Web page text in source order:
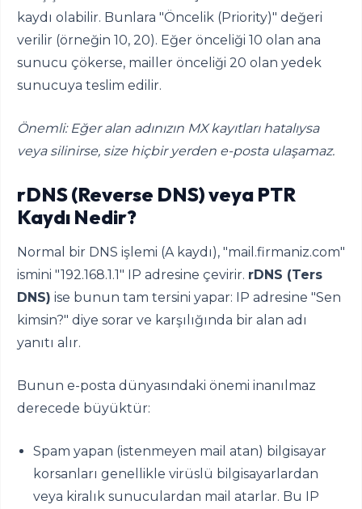
kaydı olabilir. Bunlara "Öncelik (Priority)" değeri
verilir (örneğin 10, 20). Eğer önceliği 10 olan ana
sunucu çökerse, mailler önceliği 20 olan yedek
sunucuya teslim edilir.
Önemli: Eğer alan adınızın MX kayıtları hatalıysa
veya silinirse, size hiçbir yerden e-posta ulaşamaz.
rDNS (Reverse DNS) veya PTR
Kaydı Nedir?
Normal bir DNS işlemi (A kaydı), "mail.firmaniz.com"
ismini "192.168.1.1" IP adresine çevirir. rDNS (Ters
DNS) ise bunun tam tersini yapar: IP adresine "Sen
kimsin?" diye sorar ve karşılığında bir alan adı
yanıtı alır.
Bunun e-posta dünyasındaki önemi inanılmaz
derecede büyüktür:
Spam yapan (istenmeyen mail atan) bilgisayar
korsanları genellikle virüslü bilgisayarlardan
veya kiralık sunuculardan mail atarlar. Bu IP